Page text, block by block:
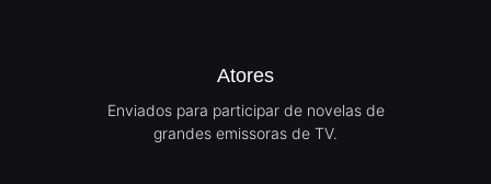
Atores
Enviados para participar de novelas de
grandes emissoras de TV.